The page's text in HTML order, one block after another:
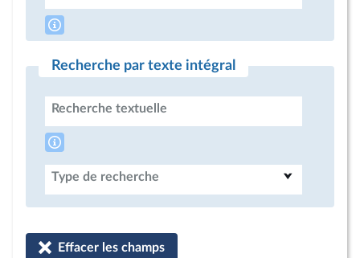
Recherche par texte intégral
Recherche textuelle
Type de recherche
Effacer les champs